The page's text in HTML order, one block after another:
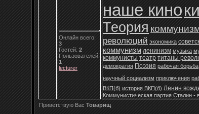
Онлайн всего:
3
Гостей:2
Пользователей:
1
lecturer
наше кино
Теория
революций экономика
коммунизм ленинизм музыка
коммунисты театр титаны
демократия Поэзия рабочая борьба
научный социализм приключения
ВКП(б) история ВКП(б) Ленин
Коммунистическая партия Сталин -
Приветствую Вас Товарищ